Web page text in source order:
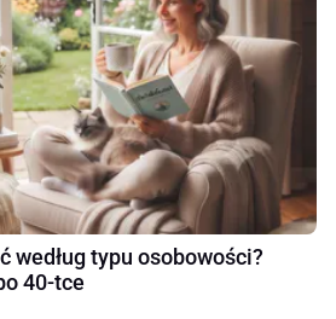
według typu osobowości?
40-tce